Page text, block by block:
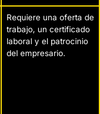
Requiere una oferta de
trabajo, un certificado
laboral y el patrocinio
del empresario.